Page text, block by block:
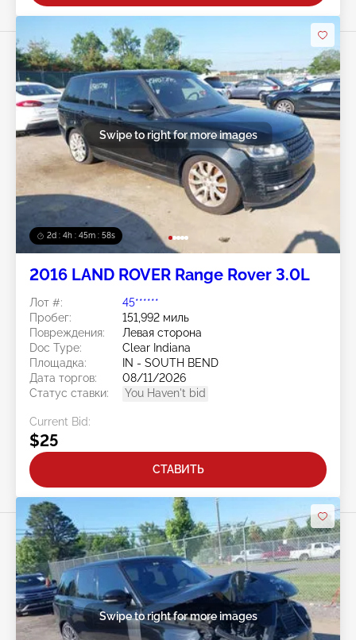
2d : 4h : 45m : 56s
Swipe to right for more images
2016 LAND ROVER Range Rover 3.0L
Лот #:
45******
Пробег:
151,992 миль
Повреждения:
Левая сторона
Doc Type:
Clear Indiana
Площадка:
IN - SOUTH BEND
Дата торгов:
08/11/2026
Статус ставки:
You Haven't bid
Current Bid:
$25
СТАВИТЬ
Swipe to right for more images